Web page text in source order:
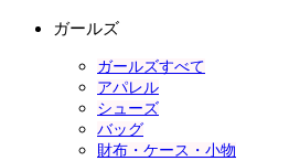
ガールズ
ガールズすべて
アパレル
シューズ
バッグ
財布・ケース・小物